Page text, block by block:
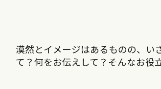
漠然とイメージはあるものの、い
て？何をお伝えして？そんなお役